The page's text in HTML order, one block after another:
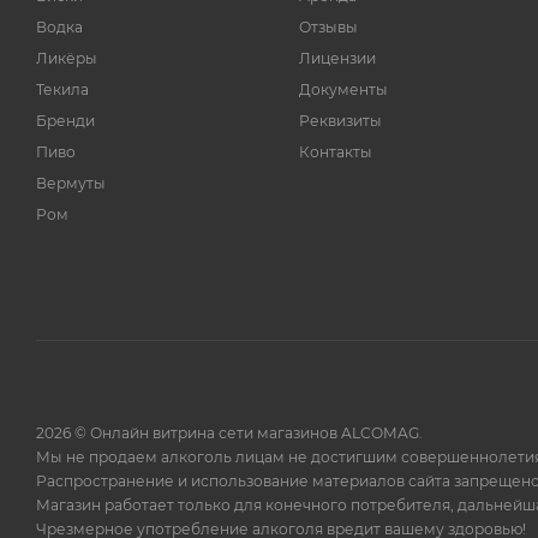
3
6
Одесская область
Рача Лечхуми
2
Рейнгессен
4
Риас Байшас
1
Водка
Ликёры
Текила
Бренди
Пиво
Вермуты
Ром
Отзывы
Лицензии
Документы
Реквизиты
Контакты
2026 © Онлайн витрина сети магазинов ALCOMAG.
Мы не продаем алкоголь лицам не достигшим
Распространение и использование материалов сайта
Магазин работает только для конечного потребителя,
Чрезмерное употребление алкоголя вредит вашему здоровью!